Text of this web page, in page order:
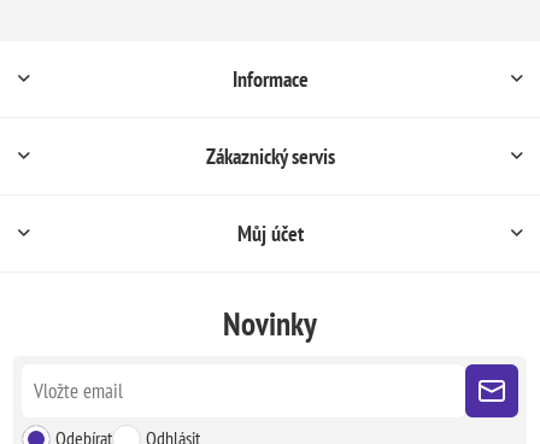
Informace
Zákaznický servis
Můj účet
Novinky
Odebírat Odhlásit